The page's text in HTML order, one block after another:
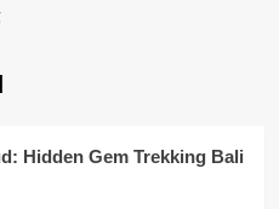
Hidden Gem Trekking Bali